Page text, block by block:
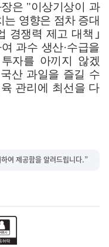
은 "이상기상이 과
는 영향은 점차 증대
경쟁력 제고 대책 ｣
과수 생산·수급을
투자를 아끼지 않겠
산 과일을 즐길 수
관리에 최선을 다
여 제공함을 알려드립니다.”